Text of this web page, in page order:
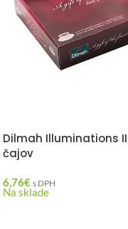
Dilmah Illuminations
čajov
6,76€ s DPH
Na sklade